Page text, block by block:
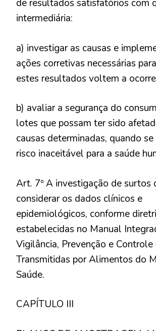
de resultados satisfatórios com
intermediária:
a) investigar as causas e
ações corretivas necessárias
estes resultados voltem a
b) avaliar a segurança do
lotes que possam ter sido
causas determinadas, quando
risco inaceitável para a saúde
Art. 7º A investigação de surtos
considerar os dados clínicos e
epidemiológicos, conforme
estabelecidas no Manual
Vigilância, Prevenção e Controle
Transmitidas por Alimentos do
Saúde.
CAPÍTULO III